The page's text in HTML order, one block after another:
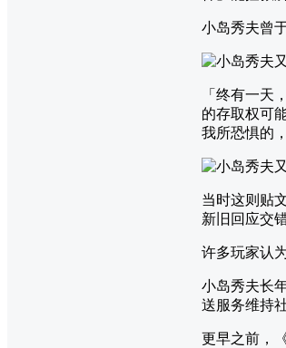
小岛秀夫曾
「终有一天
的存取权可
我所恐惧的
当时这则贴
新旧回应交
许多玩家认
小岛秀夫长
送服务维持
更早之前，